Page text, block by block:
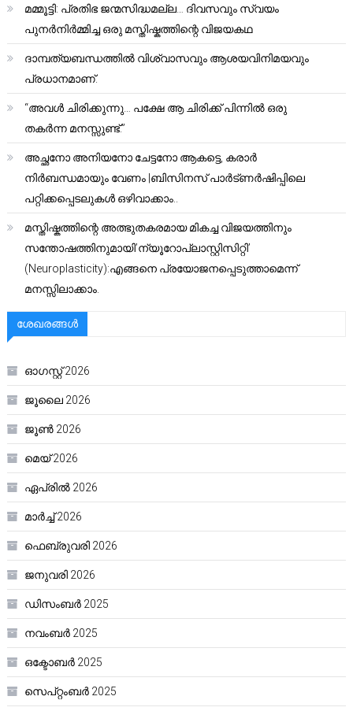
മമ്മൂട്ടി: പ്രതിഭ ജന്മസിദ്ധമല്ല… ദിവസവും സ്വയം
പുനർനിർമ്മിച്ച ഒരു മസ്തിഷ്കത്തിന്റെ വിജയകഥ
ദാമ്പത്യബന്ധത്തിൽ വിശ്വാസവും ആശയവിനിമയവും
പ്രധാനമാണ്.
“അവൾ ചിരിക്കുന്നു… പക്ഷേ ആ ചിരിക്ക് പിന്നിൽ ഒരു
തകർന്ന മനസ്സുണ്ട്.”
അച്ഛനോ അനിയനോ ചേട്ടനോ ആകട്ടെ, കരാർ
നിർബന്ധമായും വേണം |ബിസിനസ് പാർട്ണർഷിപ്പിലെ
പറ്റിക്കപ്പെടലുകൾ ഒഴിവാക്കാം..
മസ്തിഷ്കത്തിന്റെ അത്ഭുതകരമായ മികച്ച വിജയത്തിനും
സന്തോഷത്തിനുമായി’ന്യൂറോപ്ലാസ്റ്റിസിറ്റി’
(Neuroplasticity):എങ്ങനെ പ്രയോജനപ്പെടുത്താമെന്ന്
മനസ്സിലാക്കാം.
ശേഖരങ്ങൾ
ഓഗസ്റ്റ്‌ 2026
ജൂലൈ 2026
ജൂൺ 2026
മെയ്‌ 2026
ഏപ്രിൽ 2026
മാർച്ച്‌ 2026
ഫെബ്രുവരി 2026
ജനുവരി 2026
ഡിസംബർ 2025
നവംബർ 2025
ഒക്ടോബർ 2025
സെപ്റ്റംബർ 2025